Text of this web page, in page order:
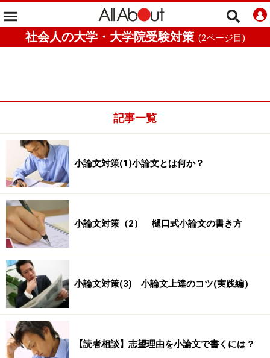
社会人の大学・大学院受験対策 (2ページ目)
記事一覧
小論文対策(1)小論文とは何か？
小論文対策（2） 樋口式小論文の書き方
小論文対策(3) 小論文上達のコツ(実践編）
【読者相談】志望理由を小論文で書くには？